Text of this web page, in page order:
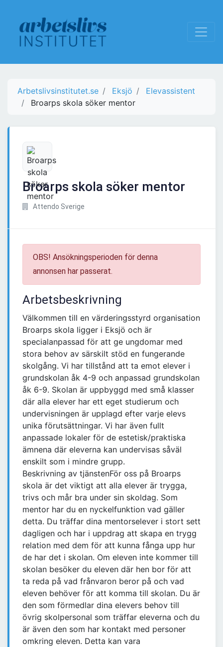
Arbetslivsinstitutet.se Eksjö
Elevassistent
Broarps skola söker mentor
Broarps skola söker mentor
Attendo Sverige
OBS! Ansökningsperioden för denna
annonsen har passerat.
Arbetsbeskrivning
Välkommen till en värderingsstyrd organisation
Broarps skola ligger i Eksjö och är
specialanpassad för att ge ungdomar med
stora behov av särskilt stöd en fungerande
skolgång. Vi har tillstånd att ta emot elever i
grundskolan åk 4-9 och anpassad grundskolan
åk 6-9. Skolan är uppbyggd med små klasser
där alla elever har ett eget studierum och
undervisningen är upplagd efter varje elevs
unika förutsättningar. Vi har även fullt
anpassade lokaler för de estetisk/praktiska
ämnena där eleverna kan undervisas såväl
enskilt som i mindre grupp.
Beskrivning av tjänstenFör oss på Broarps
skola är det viktigt att alla elever är trygga,
trivs och mår bra under sin skoldag. Som
mentor har du en nyckelfunktion vad gäller
detta. Du träffar dina mentorselever i stort sett
dagligen och har i uppdrag att skapa en trygg
relation med dem för att kunna fånga upp hur
de har det i skolan. Om eleven inte kommer till
skolan besöker du eleven där hen bor för att
ta reda på vad frånvaron beror på och vad
eleven behöver för att komma till skolan. Du är
den som förmedlar dina elevers behov till
övrig skolpersonal som träffar eleverna och du
är även den som har kontakt med personer
omkring eleven. Detta kan vara